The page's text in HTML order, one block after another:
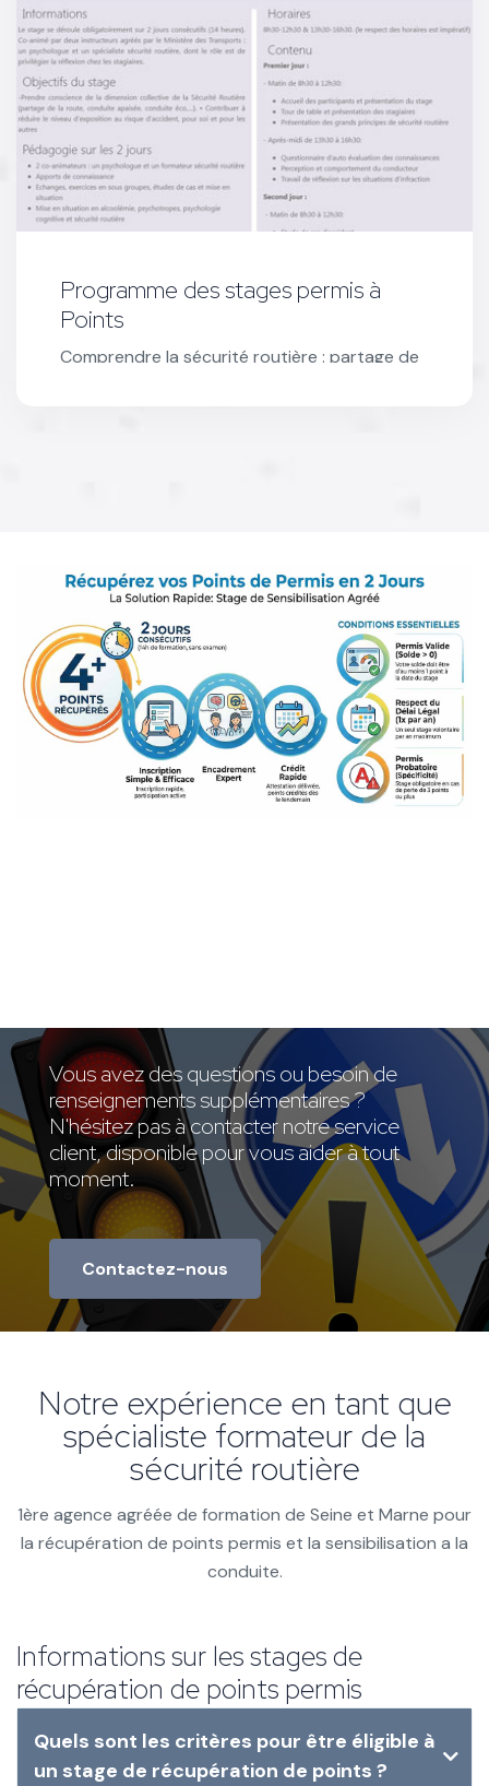
Programme des stages permis à
Points
Comprendre la sécurité routière : partage de
Vous avez des questions ou besoin de
renseignements supplémentaires ?
N'hésitez pas à contacter notre service
client, disponible pour vous aider à tout
moment.
Contactez-nous
Notre expérience en tant que
spécialiste formateur de la
sécurité routière
1ère agence agréée de formation de Seine et Marne pour
la récupération de points permis et la sensibilisation a la
conduite.
Informations sur les stages de
récupération de points permis
Quels sont les critères pour être éligible à
un stage de récupération de points ?